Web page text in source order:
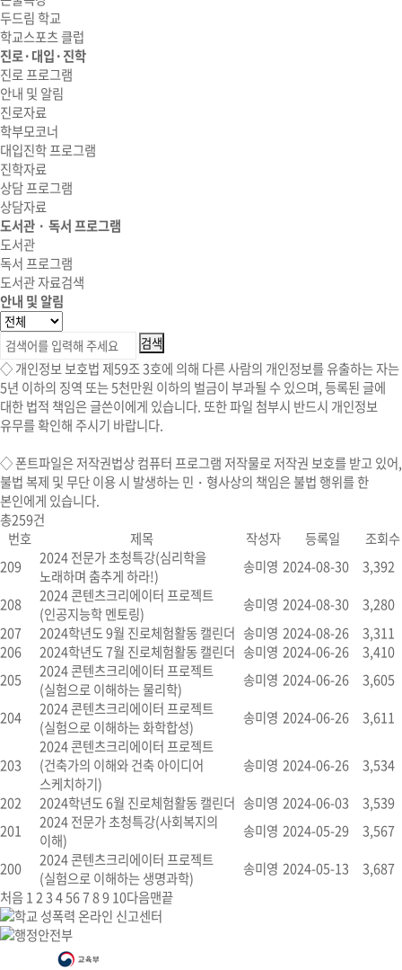
두드림 학교
학교스포츠 클럽
진로·대입·진학
진로 프로그램
안내 및 알림
진로자료
학부모코너
대입진학 프로그램
진학자료
상담 프로그램
상담자료
도서관 · 독서 프로그램
도서관
독서 프로그램
도서관 자료검색
안내 및 알림
◇ 개인정보 보호법 제59조 3호에 의해 다른 사람의 개인정보를 유출하는 자는
5년 이하의 징역 또는 5천만원 이하의 벌금이 부과될 수 있으며, 등록된 글에
대한 법적 책임은 글쓴이에게 있습니다. 또한 파일 첨부시 반드시 개인정보
유무를 확인해 주시기 바랍니다.
◇폰트파일은 저작권법상 컴퓨터 프로그램 저작물로 저작권 보호를 받고 있어,
불법 복제 및 무단 이용 시 발생하는 민・형사상의 책임은 불법 행위를 한
본인에게 있습니다.
총259건
번호
제목 작성자 등록일
조회수
209
2024 전문가 초청특강(심리학을
노래하며 춤추게 하라!)
송미영 2024-08-30
3,392
208
2024 콘텐츠크리에이터 프로젝트
(인공지능학 멘토링)
송미영 2024-08-30
3,280
207
2024학년도 9월 진로체험활동 캘린더 송미영 2024-08-26
3,311
206
2024학년도 7월 진로체험활동 캘린더 송미영 2024-06-26
3,410
205
2024 콘텐츠크리에이터 프로젝트
(실험으로 이해하는 물리학)
송미영 2024-06-26
3,605
204
2024 콘텐츠크리에이터 프로젝트
(실험으로 이해하는 화학합성)
송미영 2024-06-26 3,611
203
2024 콘텐츠크리에이터 프로젝트
(건축가의 이해와 건축 아이디어
스케치하기)
송미영 2024-06-26
3,534
202
2024학년도 6월 진로체험활동 캘린더 송미영 2024-06-03
3,539
201
2024 전문가 초청특강(사회복지의
이해)
송미영 2024-05-29
3,567
200
2024 콘텐츠크리에이터 프로젝트
(실험으로 이해하는 생명과학)
송미영 2024-05-13
3,687
처음12345678910다음맨끝